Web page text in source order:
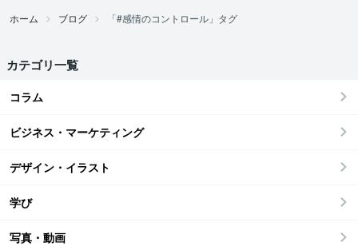
ホーム ブログ 「#感情のコントロール」タグ
カテゴリ一覧
コラム
ビジネス・マーケティング
デザイン・イラスト
学び
写真・動画